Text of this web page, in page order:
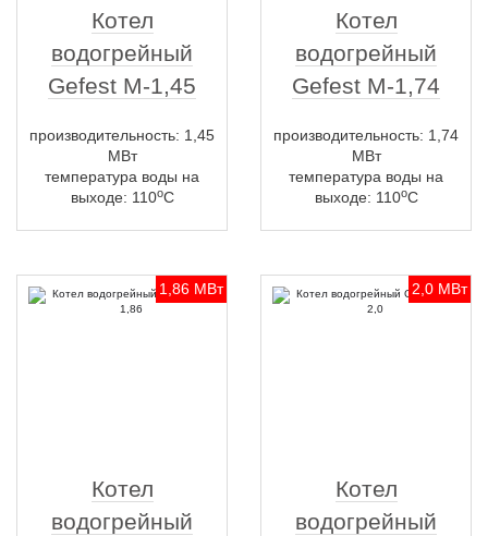
Котел
водогрейный
Gefest M-1,45
производительность: 1,45
МВт
температура воды на
выходе: 110оС
Котел
водогрейный
Gefest M-1,74
производительность: 1,74
МВт
температура воды на
выходе: 110оС
1,86 МВт
Котел
водогрейный
2,0 МВт
Котел
водогрейный